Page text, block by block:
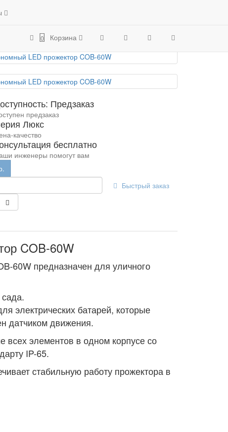
0 Корзина
COB-60W на солнечной батарее
COB-60W
Предзаказ
предзаказ
Люкс
качество
бесплатно
инженеры помогут вам
Быстрый заказ
COB-60W
60W предназначен для уличного
электрических батарей, которые
датчиком движения.
всех элементов в одном корпусе со
IP-65.
стабильную работу прожектора в